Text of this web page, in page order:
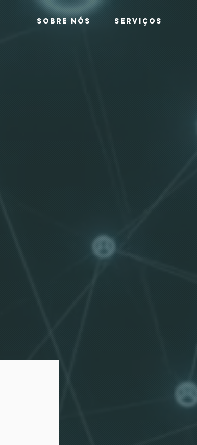
SOBRE NÓS SERVIÇOS